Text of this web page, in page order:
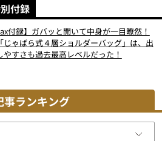
付録
付録】ガバッと開いて中身が一目瞭然！
じゃばら式４層ショルダーバッグ」は、出
やすさも過去最高レベルだった！
事ランキング